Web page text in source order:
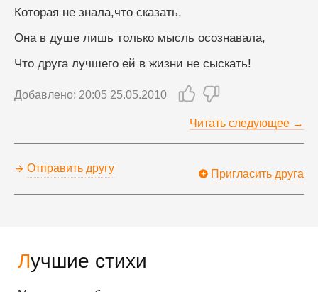
Лучшие стихи
Которая не знала,что сказать,
Она в душе лишь только мысль осознавала,
Что друга лучшего ей в жизни не сыскать!
Добавлено: 20:05 25.05.2010
Читать следующее →
Отправить другу Пригласить друга